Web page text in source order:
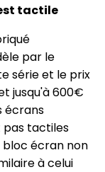
tactile
par le
série et le prix
jusqu'à 600€
écrans
pas tactiles
écran non
à celui